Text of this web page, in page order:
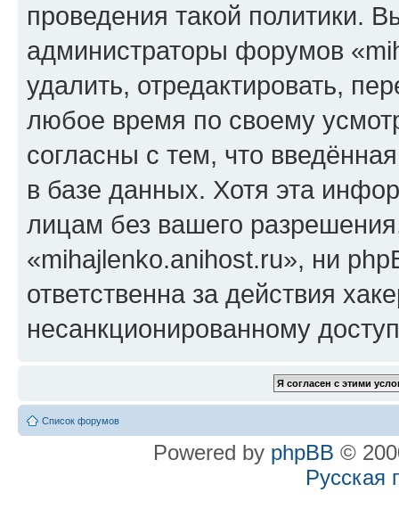
проведения такой политики.
администраторы форумов
удалить, отредактировать,
любое время по своему
согласны с тем, что
в базе данных. Хотя эта
лицам без вашего
«mihajlenko.anihost.ru», ни
ответственна за действия
несанкционированному
Список форумов
Powered by phpBB ©
Русская